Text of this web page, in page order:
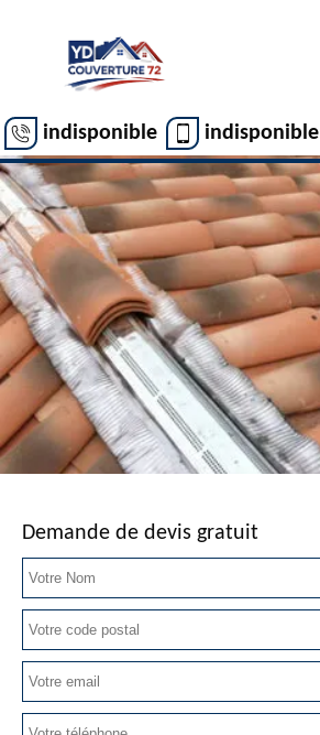
indisponible indisponible
Demande de devis gratuit